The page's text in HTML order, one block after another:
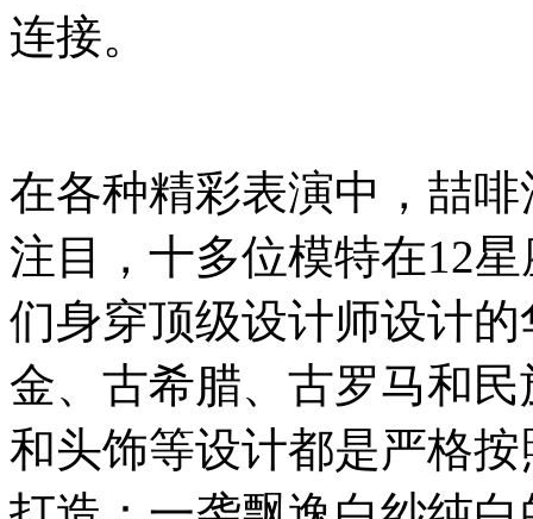
连接。
在各种精彩表演中，喆
注目，十多位模特在12
们身穿顶级设计师设计
金、古希腊、古罗马和
和头饰等设计都是严格